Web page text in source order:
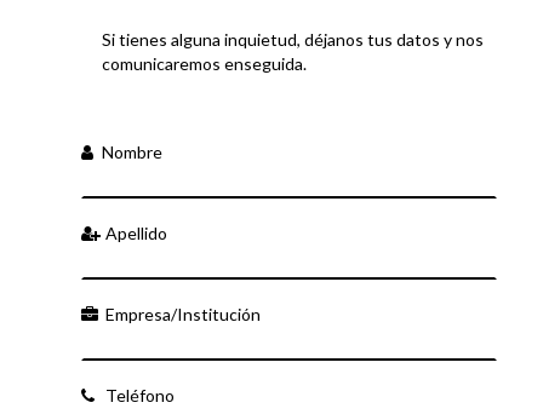
Si tienes alguna inquietud, déjanos tus datos y nos
comunicaremos enseguida.
Nombre
Apellido
Empresa/Institución
Teléfono